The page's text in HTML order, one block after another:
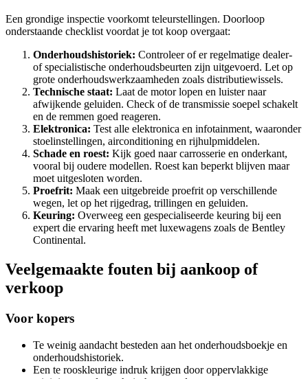
Een grondige inspectie voorkomt teleurstellingen. Doorloop
onderstaande checklist voordat je tot koop overgaat:
Onderhoudshistoriek: Controleer of er regelmatige dealer-
of specialistische onderhoudsbeurten zijn uitgevoerd. Let op
grote onderhoudswerkzaamheden zoals distributiewissels.
Technische staat: Laat de motor lopen en luister naar
afwijkende geluiden. Check of de transmissie soepel schakelt
en de remmen goed reageren.
Elektronica: Test alle elektronica en infotainment, waaronder
stoelinstellingen, airconditioning en rijhulpmiddelen.
Schade en roest: Kijk goed naar carrosserie en onderkant,
vooral bij oudere modellen. Roest kan beperkt blijven maar
moet uitgesloten worden.
Proefrit: Maak een uitgebreide proefrit op verschillende
wegen, let op het rijgedrag, trillingen en geluiden.
Keuring: Overweeg een gespecialiseerde keuring bij een
expert die ervaring heeft met luxewagens zoals de Bentley
Continental.
Veelgemaakte fouten bij aankoop of
verkoop
Voor kopers
Te weinig aandacht besteden aan het onderhoudsboekje en
onderhoudshistoriek.
Een te rooskleurige indruk krijgen door oppervlakkige